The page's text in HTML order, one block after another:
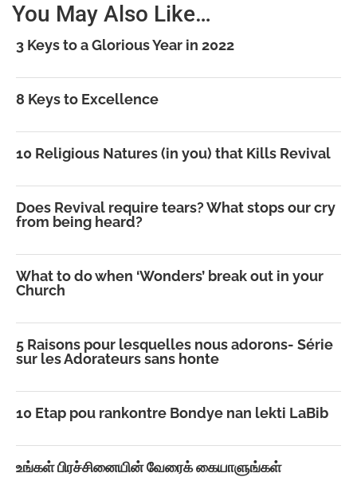
You May Also Like…
3 Keys to a Glorious Year in 2022
8 Keys to Excellence
10 Religious Natures (in you) that Kills Revival
Does Revival require tears? What stops our cry
from being heard?
What to do when ‘Wonders’ break out in your
Church
5 Raisons pour lesquelles nous adorons- Série
sur les Adorateurs sans honte
10 Etap pou rankontre Bondye nan lekti LaBib
உங்கள் பிரச்சினையின் வேரைக் கையாளுங்கள்